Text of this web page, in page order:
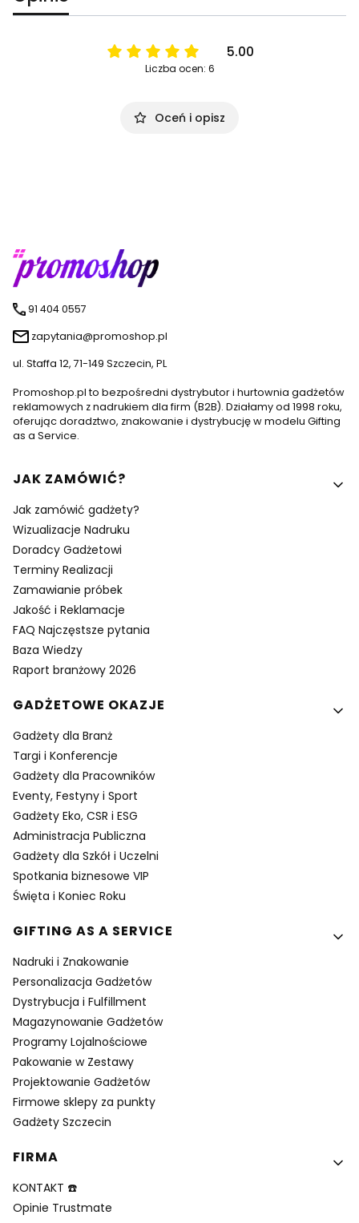
5.00
Liczba ocen: 6
Oceń i opisz
91 404 0557
zapytania@promoshop.pl
ul. Staffa 12, 71-149 Szczecin, PL
Promoshop.pl to bezpośredni dystrybutor i hurtownia gadżetów
reklamowych z nadrukiem dla firm (B2B). Działamy od 1998 roku,
oferując doradztwo, znakowanie i dystrybucję w modelu Gifting
as a Service.
Linki w stopce
JAK ZAMÓWIĆ?
Jak zamówić gadżety?
Wizualizacje Nadruku
Doradcy Gadżetowi
Terminy Realizacji
Zamawianie próbek
Jakość i Reklamacje
FAQ Najczęstsze pytania
Baza Wiedzy
Raport branżowy 2026
GADŻETOWE OKAZJE
Gadżety dla Branż
Targi i Konferencje
Gadżety dla Pracowników
Eventy, Festyny i Sport
Gadżety Eko, CSR i ESG
Administracja Publiczna
Gadżety dla Szkół i Uczelni
Spotkania biznesowe VIP
Święta i Koniec Roku
GIFTING AS A SERVICE
Nadruki i Znakowanie
Personalizacja Gadżetów
Dystrybucja i Fulfillment
Magazynowanie Gadżetów
Programy Lojalnościowe
Pakowanie w Zestawy
Projektowanie Gadżetów
Firmowe sklepy za punkty
Gadżety Szczecin
FIRMA
KONTAKT ☎️
Opinie Trustmate